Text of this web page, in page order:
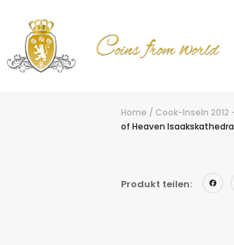
Home / Cook-Inseln 2012
of Heaven
Produkt teilen: